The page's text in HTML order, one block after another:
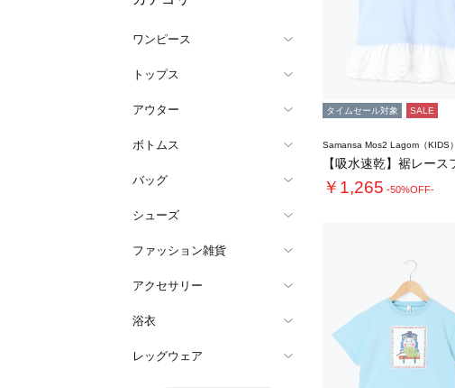
ワンピース
トップス
アウター
ボトムス
バッグ
シューズ
ファッション雑貨
アクセサリー
浴衣
レッグウェア
タイムセール対象 SALE
Samansa Mos2 Lagom（KIDS）
￥1,265 -50%OFF-